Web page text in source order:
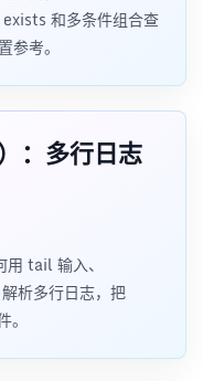
和多条件组合查
考。
：多行日志
tail 输入、
析多行日志，把